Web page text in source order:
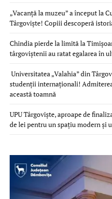
„Vacanță la muzeu” a început la
Târgoviște! Copiii descoperă
Chindia pierde la limită la
târgoviștenii au ratat egalarea în
Universitatea „Valahia” din
studenții internaționali!
această toamnă
UPU Târgoviște, aproape de
de lei pentru un spațiu modern și